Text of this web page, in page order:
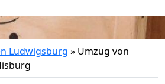
Ludwigsburg » Umzug von